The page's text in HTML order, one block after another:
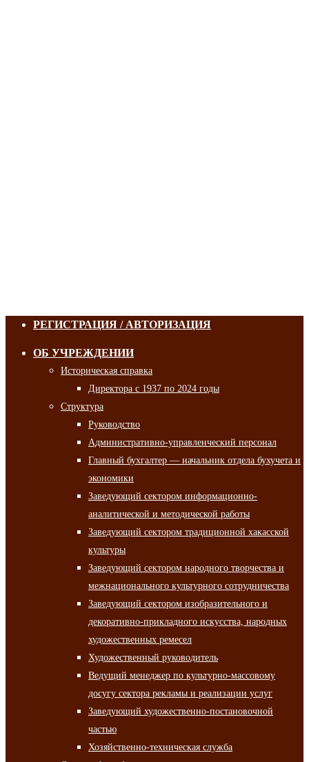
РЕГИСТРАЦИЯ / АВТОРИЗАЦИЯ
ОБ УЧРЕЖДЕНИИ
Историческая справка
Директора с 1937 по 2024 годы
Структура
Руководство
Административно-управленческий персонал
Главный бухгалтер — начальник отдела бухучета и
экономики
Заведующий сектором информационно-
аналитической и методической работы
Заведующий сектором традиционной хакасской
культуры
Заведующий сектором народного творчества и
межнационального культурного сотрудничества
Заведующий сектором изобразительного и
декоративно-прикладного искусства, народных
художественных ремесел
Художественный руководитель
Ведущий менеджер по культурно-массовому
досугу сектора рекламы и реализации услуг
Заведующий художественно-постановочной
частью
Хозяйственно-техническая служба